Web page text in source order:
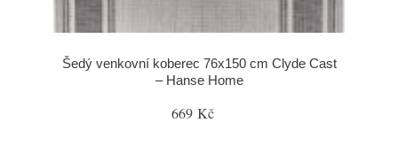
Šedý venkovní koberec 76x150 cm Clyde Cast
– Hanse Home
669 Kč